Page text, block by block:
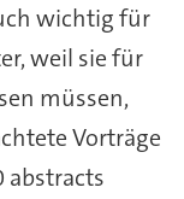
wichtig für
weil sie für
müssen,
Vorträge
abstracts